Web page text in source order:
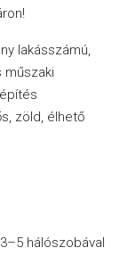
lakásszámú,
műszaki
zöld, élhető
hálószobával